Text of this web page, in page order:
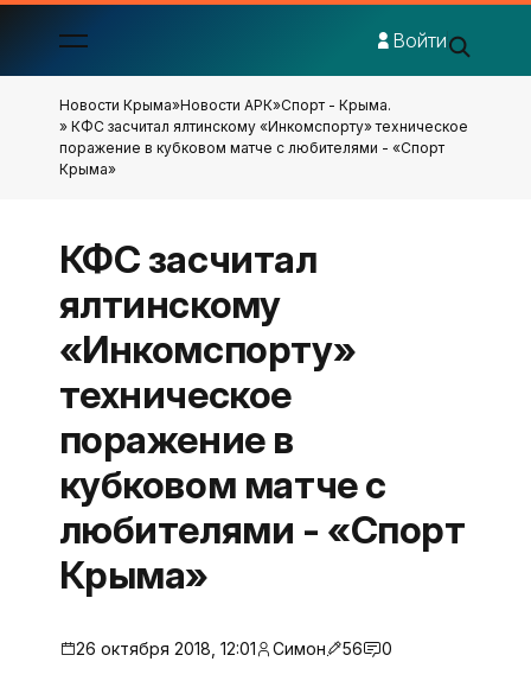
Войти
Новости Крыма»Новости АРК»Спорт - Крыма.
» КФС засчитал ялтинскому «Инкомспорту» техническое
поражение в кубковом матче с любителями - «Спорт
Крыма»
КФС засчитал
ялтинскому
«Инкомспорту»
техническое
поражение в
кубковом матче с
любителями - «Спорт
Крыма»
26 октября 2018, 12:01 Симон 56 0